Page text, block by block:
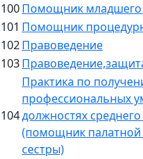
100Помощник младшего
101 Помощник
102Правоведение
103
104
Практика по
профессиональных
должностях
(помощник
сестры)